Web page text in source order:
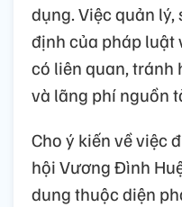
dụng. Việc quản
định của pháp luật
có liên quan, tránh
và lãng phí nguồn
Cho ý kiến về việc
hội Vương Đình
dung thuộc diện